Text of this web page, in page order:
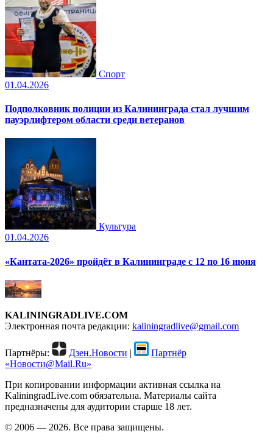
Спорт
01.04.2026
Подполковник полиции из Калининграда стал лучшим
пауэрлифтером области среди ветеранов
Культура
01.04.2026
«Кантата-2026» пройдёт в Калининграде с 12 по 16 июня
KALININGRADLIVE.COM
Электронная почта редакции: kaliningradlive@gmail.com
Партнёры: Дзен.Новости |
Партнёр
«Новости@Mail.Ru»
При копировании информации активная ссылка на
KaliningradLive.com обязательна. Материалы сайта
предназначены для аудитории старше 18 лет.
© 2006 — 2026. Все права защищены.